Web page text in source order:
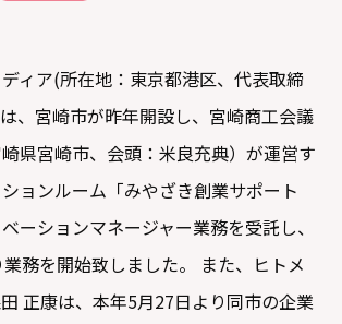
ィア(所在地：東京都港区、代表取締
、宮崎市が昨年開設し、宮崎商工会議
県宮崎市、会頭：米良充典）が運営す
ョンルーム「みやざき創業サポート
ーションマネージャー業務を受託し、
務を開始致しました。 また、ヒトメ
正康は、本年5月27日より同市の企業